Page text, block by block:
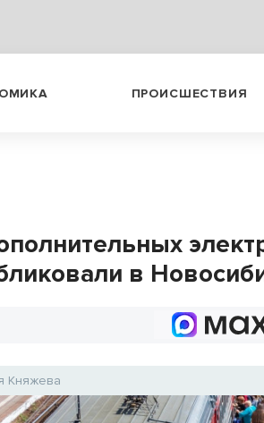
ПРОИСШЕСТВИЯ
в
Княжева